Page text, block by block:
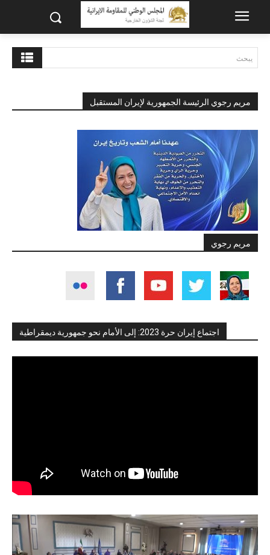
يبحث
مريم رجوي الرئيسة الجمهورية لإيران المستقبل
مريم رجوي
اجتماع إيران حرة 2023: إلى الأمام نحو جمهورية ديمقراطية